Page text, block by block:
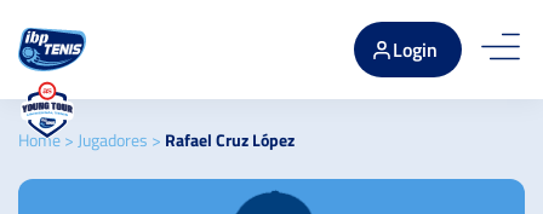
Login
Home> Jugadores > Rafael Cruz López